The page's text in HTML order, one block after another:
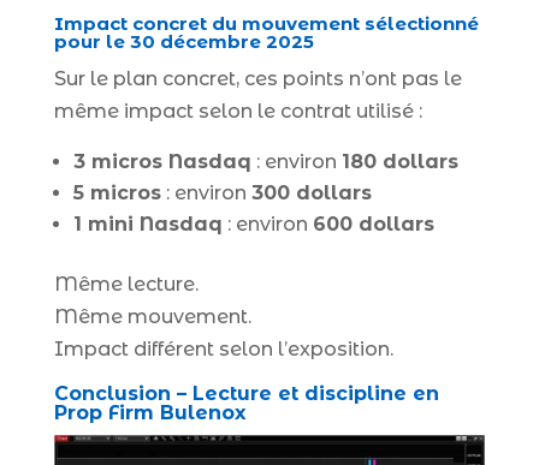
Impact concret du mouvement sélectionné
pour le 30 décembre 2025
Sur le plan concret, ces points n’ont pas le
même impact selon le contrat utilisé :
3 micros Nasdaq : environ 180 dollars
5 micros: environ 300 dollars
1 mini Nasdaq : environ 600 dollars
Même lecture.
Même mouvement.
Impact différent selon l’exposition.
Conclusion – Lecture et discipline en
Prop Firm Bulenox